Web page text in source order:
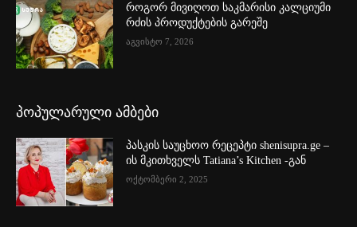
როგორ მივიღოთ საკმარისი კალციუმი
რძის პროდუქტების გარეშე
აგვისტო 7, 2026
პოპულარული ამბები
პასკის საუცხოო რეცეპტი shenisupra.ge –
ის მკითხველს Tatiana’s Kitchen -გან
ოქტომბერი 2, 2025